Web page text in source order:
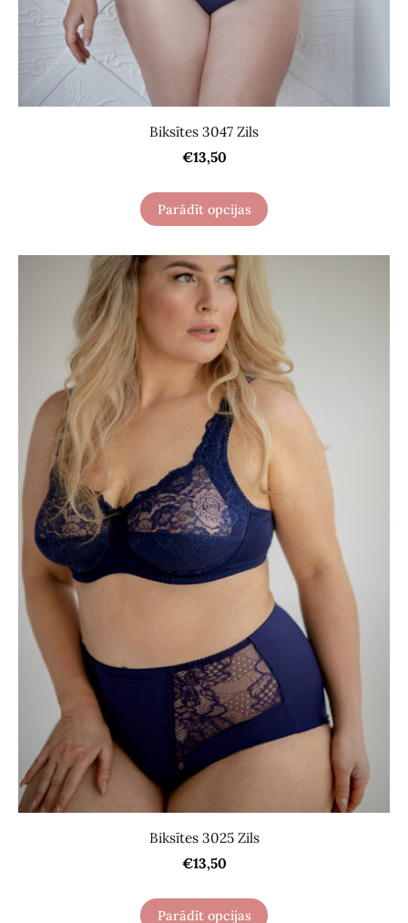
Biksītes 3047 Zils
€13,50
Parādīt opcijas
Biksītes 3025 Zils
€13,50
Parādīt opcijas